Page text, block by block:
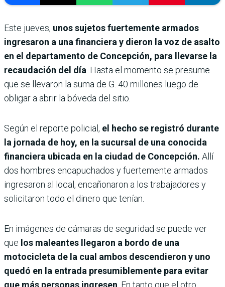
Este jueves, unos sujetos fuertemente armados
ingresaron a una financiera y dieron la voz de asalto
en el departamento de Concepción, para llevarse la
recaudación del día . Hasta el momento se presume
que se llevaron la suma de G. 40 millones luego de
obligar a abrir la bóveda del sitio.
Según el reporte policial, el hecho se registró durante
la jornada de hoy, en la sucursal de una conocida
financiera ubicada en la ciudad de Concepción. Allí
dos hombres encapuchados y fuertemente armados
ingresaron al local, encañonaron a los trabajadores y
solicitaron todo el dinero que tenían.
En imágenes de cámaras de seguridad se puede ver
que los maleantes llegaron a bordo de una
motocicleta de la cual ambos descendieron y uno
quedó en la entrada presumiblemente para evitar
que más personas ingresen . En tanto que el otro